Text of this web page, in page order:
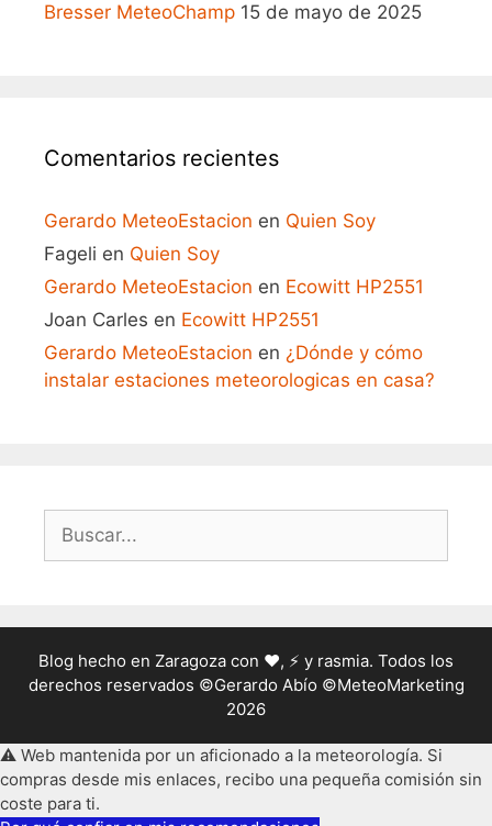
Bresser MeteoChamp 15 de mayo de 2025
Comentarios recientes
Gerardo MeteoEstacion en Quien Soy
Fageli en Quien Soy
Gerardo MeteoEstacion en Ecowitt HP2551
Joan Carles en Ecowitt HP2551
Gerardo MeteoEstacion en ¿Dónde y cómo
instalar estaciones meteorologicas en casa?
Buscar:
Blog hecho en Zaragoza con ❤️, ⚡ y rasmia. Todos los
derechos reservados ©Gerardo Abío ©MeteoMarketing
2026
⚠️ Web mantenida por un aficionado a la meteorología. Si
compras desde mis enlaces, recibo una pequeña comisión sin
coste para ti.